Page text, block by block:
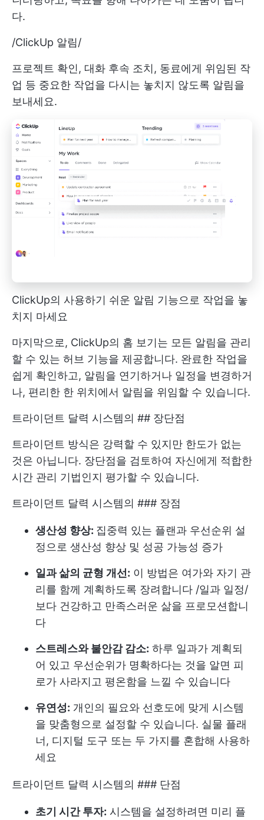
다.
/ClickUp 알림/
프로젝트 확인, 대화 후속 조치, 동료에게 위임된 작
업 등 중요한 작업을 다시는 놓치지 않도록 알림을
보내세요.
ClickUp의 사용하기 쉬운 알림 기능으로 작업을 놓
치지 마세요
마지막으로, ClickUp의 홈 보기는 모든 알림을 관리
할 수 있는 허브 기능을 제공합니다. 완료한 작업을
쉽게 확인하고, 알림을 연기하거나 일정을 변경하거
나, 편리한 한 위치에서 알림을 위임할 수 있습니다.
트라이던트 달력 시스템의 ## 장단점
트라이던트 방식은 강력할 수 있지만 한도가 없는
것은 아닙니다. 장단점을 검토하여 자신에게 적합한
시간 관리 기법인지 평가할 수 있습니다.
트라이던트 달력 시스템의 ### 장점
생산성 향상: 집중력 있는 플랜과 우선순위 설
정으로 생산성 향상 및 성공 가능성 증가
일과 삶의 균형 개선: 이 방법은 여가와 자기 관
리를 함께 계획하도록 장려합니다 /일과 일정/
보다 건강하고 만족스러운 삶을 프로모션합니
다
스트레스와 불안감 감소: 하루 일과가 계획되
어 있고 우선순위가 명확하다는 것을 알면 피
로가 사라지고 평온함을 느낄 수 있습니다
유연성: 개인의 필요와 선호도에 맞게 시스템
을 맞춤형으로 설정할 수 있습니다. 실물 플래
너, 디지털 도구 또는 두 가지를 혼합해 사용하
세요
트라이던트 달력 시스템의 ### 단점
초기 시간 투자: 시스템을 설정하려면 미리 플